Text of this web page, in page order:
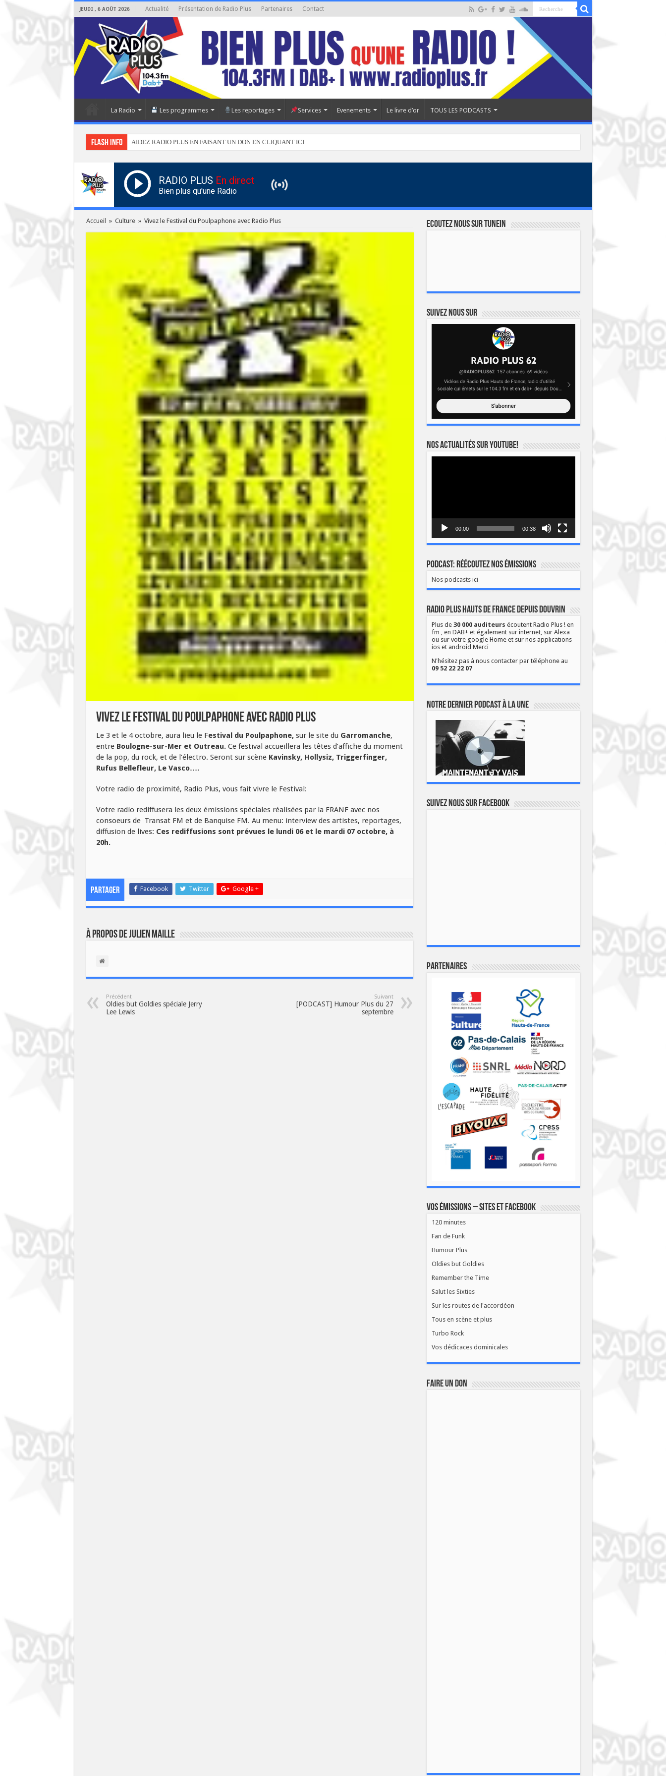
JEUDI , 6 AOÛT 2026 Actualité Présentation de Radio Plus Partenaires Contact
La Radio Les programmes Les reportages Services Evenements Le livre d’or TOUS LES PODCASTS
Flash info AIDEZ RADIO PLUS EN FAISANT UN DON EN CLIQUANT ICI
RADIO PLUS En direct
Bien plus qu'une Radio
Accueil » Culture » Vivez le Festival du Poulpaphone avec Radio Plus
Vivez le Festival du Poulpaphone avec Radio Plus
Le 3 et le 4 octobre, aura lieu le Festival du Poulpaphone,sur le site du Garromanche,
entre Boulogne-sur-Mer et Outreau.Ce festival accueillera les têtes d’affiche du moment
de la pop, du rock, et de l’électro. Seront sur scèneKavinsky, Hollysiz, Triggerfinger,
Rufus Bellefleur, Le Vasco….
Votre radio de proximité, Radio Plus, vous fait vivre le Festival:
Votre radio rediffusera les deux émissions spéciales réalisées par la FRANF avec nos
consoeurs de Transat FM et de Banquise FM. Au menu: interview des artistes, reportages,
diffusion de lives: Ces rediffusions sont prévues le lundi 06 et le mardi 07 octobre, à
20h.
Partager Facebook Twitter Google +
À propos de Julien Maille
Précédent
Oldies but Goldies spéciale Jerry
Lee Lewis
Suivant
[PODCAST] Humour Plus du 27
septembre
Ecoutez nous sur TuneIn
Suivez nous sur
Nos actualités sur YOUTUBE!
00:00 00:38
Podcast: Réécoutez nos émissions
Nos podcasts ici
Radio Plus Hauts de France depuis Douvrin
Plus de 30 000 auditeurs écoutent Radio Plus ! en
fm , en DAB+ et également sur internet, sur Alexa
ou sur votre google Home et sur nos applications
ios et android Merci
N'hésitez pas à nous contacter par téléphone au
09 52 22 22 07
Notre dernier podcast à la une
Suivez nous sur Facebook
Partenaires
Vos émissions – Sites et Facebook
120 minutes
Fan de Funk
Humour Plus
Oldies but Goldies
Remember the Time
Salut les Sixties
Sur les routes de l'accordéon
Tous en scène et plus
Turbo Rock
Vos dédicaces dominicales
FAIRE UN DON